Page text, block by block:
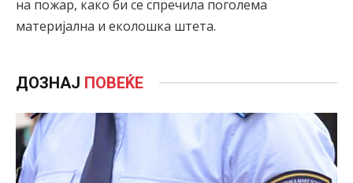
на пожар, како би се спречила поголема
материјална и еколошка штета.
ДОЗНАЈ ПОВЕЌЕ